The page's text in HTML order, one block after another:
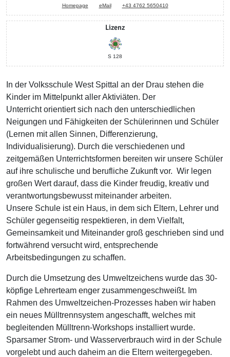
Homepage eMail +43 4762 5650410
Lizenz
S 128
In der Volksschule West Spittal an der Drau stehen die
Kinder im Mittelpunkt aller Aktiviäten. Der
Unterricht orientiert sich nach den unterschiedlichen
Neigungen und Fähigkeiten der Schülerinnen und Schüler
(Lernen mit allen Sinnen, Differenzierung,
Individualisierung). Durch die verschiedenen und
zeitgemäßen Unterrichtsformen bereiten wir unsere Schüler
auf ihre schulische und berufliche Zukunft vor. Wir legen
großen Wert darauf, dass die Kinder freudig, kreativ und
verantwortungsbewusst miteinander arbeiten.
Unsere Schule ist ein Haus, in dem sich Eltern, Lehrer und
Schüler gegenseitig respektieren, in dem Vielfalt,
Gemeinsamkeit und Miteinander groß geschrieben sind und
fortwährend versucht wird, entsprechende
Arbeitsbedingungen zu schaffen.
Durch die Umsetzung des Umweltzeichens wurde das 30-
köpfige Lehrerteam enger zusammengeschweißt. Im
Rahmen des Umweltzeichen-Prozesses haben wir haben
ein neues Mülltrennsystem angeschafft, welches mit
begleitenden Mülltrenn-Workshops installiert wurde.
Sparsamer Strom- und Wasserverbrauch wird in der Schule
vorgelebt und auch daheim an die Eltern weitergegeben.